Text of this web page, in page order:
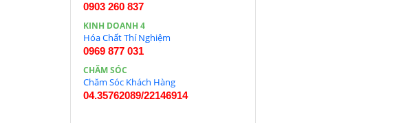
0903 260 837
KINH DOANH 4
Hóa Chất Thí Nghiệm
0969 877 031
CHĂM SÓC
Chăm Sóc Khách Hàng
04.35762089/22146914